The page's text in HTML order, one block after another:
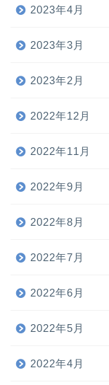
2023年4月
2023年3月
2023年2月
2022年12月
2022年11月
2022年9月
2022年8月
2022年7月
2022年6月
2022年5月
2022年4月